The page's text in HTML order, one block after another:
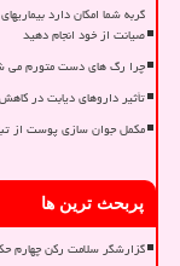
گربه شما امکان دارد
صیانت از خود انجام دهید
چرا رگ های دست متورم می
تأثیر داروهای دیابت در
مکمل جوان سازی پوست از
پربحث ترین ها
گزارشگر سلامت رکن چهارم